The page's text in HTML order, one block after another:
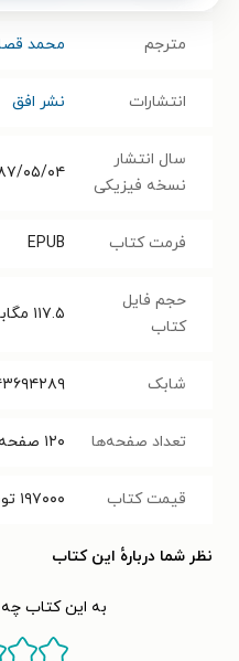
مترجم محمد
انتشارات نشر افق
سال انتشار
نسخه فیزیکی
۱۳۸۷/
فرمت کتاب EPUB
حجم فایل
کتاب
۱۱۷.۵
شابک
تعداد صفحه‌ها ۱۲۰ صفحه
قیمت کتاب ۱۹۷۰۰۰
نظر شما دربارهٔ این کتاب
به این کتاب